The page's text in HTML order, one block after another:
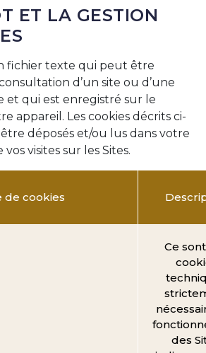
ET LA GESTION
fichier texte qui peut être
d’un site ou d’une
et qui est enregistré sur le
appareil. Les cookies décrits ci-
déposés et/ou lus dans votre
visites sur les Sites.
de cookies
Ce
des